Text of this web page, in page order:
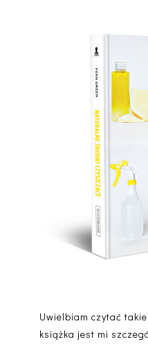
Uwielbiam czytać
książka jest mi